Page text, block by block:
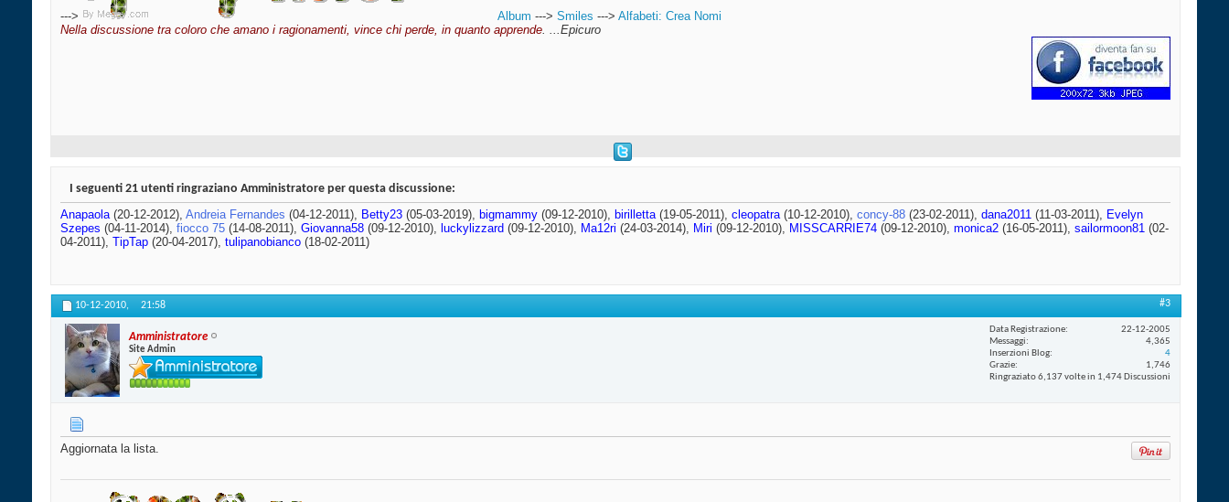
---> Album ---> Smiles ---> Alfabeti: Crea Nomi
Nella discussione tra coloro che amano i ragionamenti, vince chi perde, in quanto apprende. ...Epicuro
I seguenti 21 utenti ringraziano Amministratore per questa discussione:
Anapaola(20-12-2012), Andreia Fernandes (04-12-2011), Betty23 (05-03-2019), bigmammy (09-12-2010), birilletta(19-05-2011), cleopatra(10-12-2010), concy-88 (23-02-2011), dana2011 (11-03-2011), Evelyn
Szepes (04-11-2014), fiocco 75 (14-08-2011), Giovanna58 (09-12-2010), luckylizzard (09-12-2010), Ma12ri (24-03-2014), Miri (09-12-2010), MISSCARRIE74 (09-12-2010), monica2 (16-05-2011), sailormoon81 (02-
04-2011), TipTap (20-04-2017), tulipanobianco (18-02-2011)
10-12-2010, 21:58 #3
Amministratore
Site Admin
Data Registrazione
22-12-2005
Messaggi
4,365
Inserzioni Blog
4
Grazie
1,746
Ringraziato 6,137 volte in 1,474 Discussioni
Aggiornata la lista.